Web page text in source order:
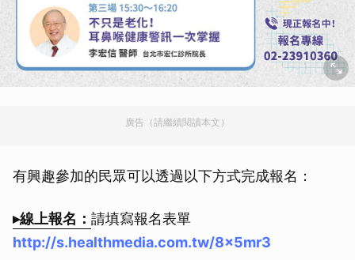
廣告（請繼續閱讀本文）
有興趣參加的民眾可以透過以下方式完成報名：
▸線上報名： 請填寫報名表單
http://s.healthmedia.com.tw/8x5mr3